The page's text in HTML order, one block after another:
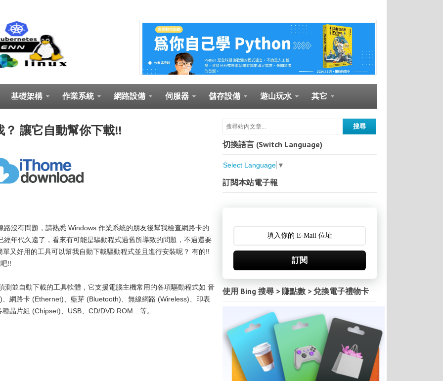
基礎架構 作業系統 網路設備 伺服器 儲存設備 遊山玩水 其它
？ 讓它自動幫你下載!!
沒有問題，請熟悉 Windows 作業系統的朋友後幫我檢查網路卡的
年代久遠了，看來有可能是驅動程式過舊所導致的問題，不過還要
又好用的工具可以幫我自動下載驅動程式並且進行安裝呢？ 有的!!
!!
並自動下載的工具軟體，它支援電腦主機常用的各項驅動程式如 音
網路卡 (Ethernet)、藍芽 (Bluetooth)、無線網路 (Wireless)、印表
晶片組 (Chipset)、USB、CD/DVD ROM…等。
切換語言 (Switch Language)
Select Language ▼
訂閱本站電子報
訂閱
使用 Bing 搜尋 > 賺點數 > 兌換電子禮物卡